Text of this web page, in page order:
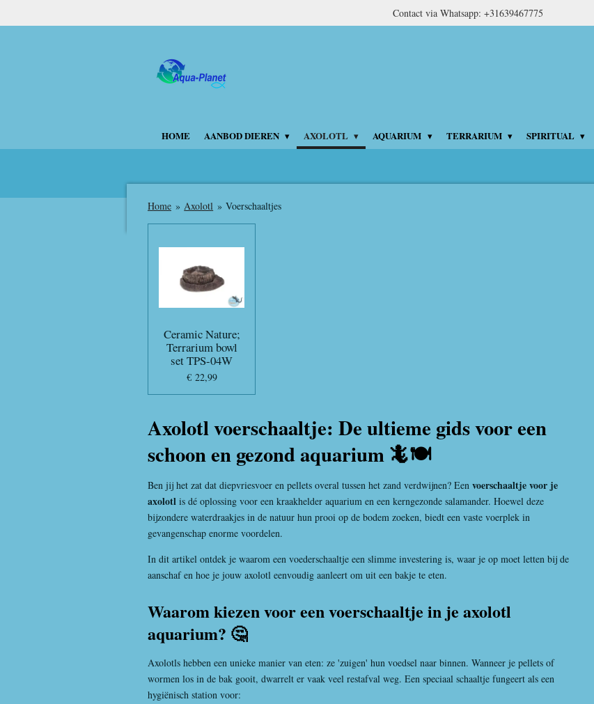
Contact via Whatsapp: +31639467775
HOME AANBOD DIEREN AXOLOTL AQUARIUM TERRARIUM SPIRITUAL
Home » Axolotl » Voerschaaltjes
Ceramic Nature;
Terrarium bowl
set TPS-04W
€ 22,99
Axolotl voerschaaltje: De ultieme gids voor een
schoon en gezond aquarium 🦎🍽️
Ben jij het zat dat diepvriesvoer en pellets overal tussen het zand verdwijnen? Een voerschaaltje voor je
axolotl is dé oplossing voor een kraakhelder aquarium en een kerngezonde salamander. Hoewel deze
bijzondere waterdraakjes in de natuur hun prooi op de bodem zoeken, biedt een vaste voerplek in
gevangenschap enorme voordelen.
In dit artikel ontdek je waarom een voederschaaltje een slimme investering is, waar je op moet letten bij de
aanschaf en hoe je jouw axolotl eenvoudig aanleert om uit een bakje te eten.
Waarom kiezen voor een voerschaaltje in je axolotl
aquarium? 🤔
Axolotls hebben een unieke manier van eten: ze 'zuigen' hun voedsel naar binnen. Wanneer je pellets of
wormen los in de bak gooit, dwarrelt er vaak veel restafval weg. Een speciaal schaaltje fungeert als een
hygiënisch station voor: